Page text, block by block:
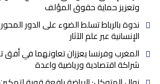
وتعزيز حماية حقوق المؤلف
ندوة بالرباط تسلط الضوء على الدور
الإنسانية عبر علم الآثار
شراكة اقتصادية ورياضية واعدة